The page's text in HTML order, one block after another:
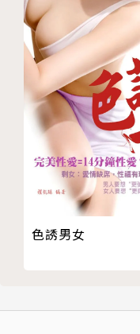
03 擤鼻涕
04 出租大叔：男
05 出租大叔：黑洞
06 第二人生
07 基因決定生命
08 視訊同學會
09 家人
10 閱讀有多長，
11 不老的青春
【第四章】相逢
色誘男女